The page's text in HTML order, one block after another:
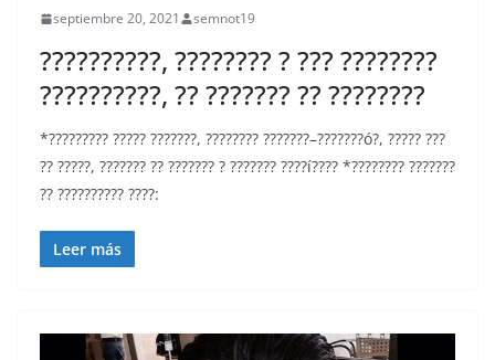
septiembre 20, 2021 semnot19
??????????, ???????? ? ??? ????????
??????????, ?? ??????? ?? ????????
*????????? ????? ???????, ???????? ???????–???????ó?, ????? ???
?? ?????, ??????? ?? ??????? ? ??????? ????í???? *???????? ???????
?? ?????????? ????:
Leer más